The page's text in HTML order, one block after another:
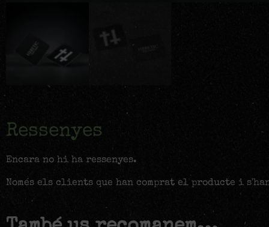
Ressenyes
Encara no hi ha ressenyes.
Només els clients que han comprat el producte i